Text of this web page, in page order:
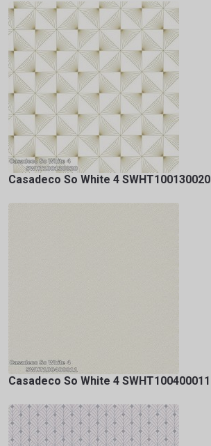
Casadeco So White 4 SWHT100130020
Casadeco So White 4 SWHT100400011